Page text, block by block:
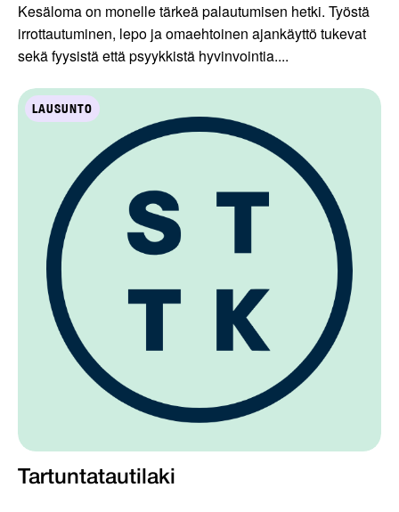
Kesäloma on monelle tärkeä palautumisen hetki. Työstä
irrottautuminen, lepo ja omaehtoinen ajankäyttö tukevat
sekä fyysistä että psyykkistä hyvinvointia....
LAUSUNTO
Tartuntatautilaki